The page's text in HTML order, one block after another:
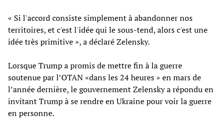
« Si l'accord consiste simplement à abandonner nos
territoires, et c'est l'idée qui le sous-tend, alors c'est une
idée très primitive », a déclaré Zelensky.
Lorsque Trump a promis de mettre fin à la guerre
soutenue par l’OTAN «dans les 24 heures » en mars de
l’année dernière, le gouvernement Zelensky a répondu en
invitant Trump à se rendre en Ukraine pour voir la guerre
en personne.